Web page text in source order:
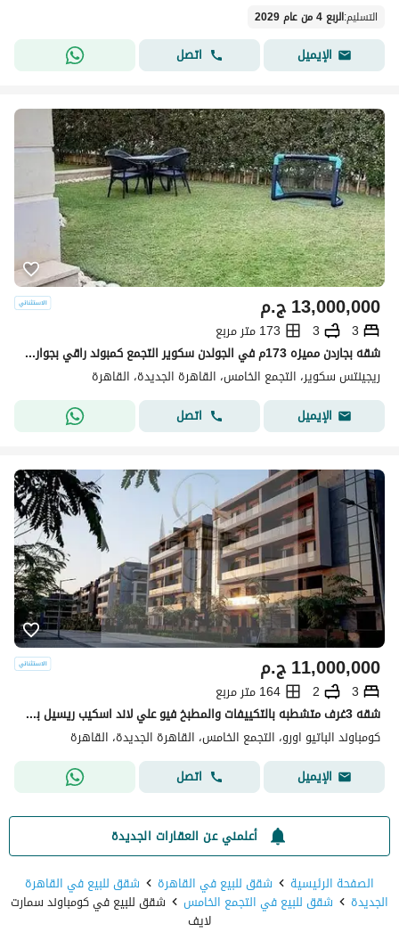
التسليم:الربع 4 من عام 2029
الإيميل اتصل
ج.م13,000,000
3
3
173 متر مربع
شقه بجاردن مميزه 173م في الجولدن سكوير التجمع كمبوند راقي بجوار ميفيدا
ريجينتس سكوير، التجمع الخامس، القاهرة الجديدة، القاهرة
الإيميل
اتصل
ج.م11,000,000
3
2
164 متر مربع
شقه 3غرف متشطبه بالتكييفات والمطبخ فيو علي لاند اسكيب ريسيل بسعر اقل من الشركه في كمبوند الباتيو اورو التجمع الخامس
كومباوند الباتيو اورو، التجمع الخامس، القاهرة الجديدة، القاهرة
الإيميل
اتصل
أعلمني عن العقارات الجديدة
الصفحة الرئيسية
شقق للبيع في القاهرة شقق للبيع في القاهرة
الجديدة شقق للبيع في التجمع الخامس شقق للبيع في كومباوند سمارت
لايف